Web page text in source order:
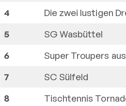
4
Die zwei lustigen
5
SG Wasbüttel
6
Super Troupers
7
SC Sülfeld
8
Tischtennis